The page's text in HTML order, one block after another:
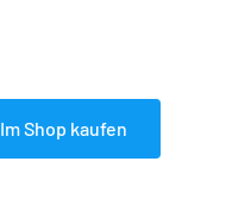
Im Shop kaufen